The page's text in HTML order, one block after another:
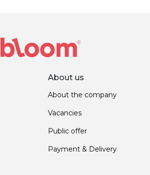
About us
About the company
Vacancies
Public offer
Payment & Delivery